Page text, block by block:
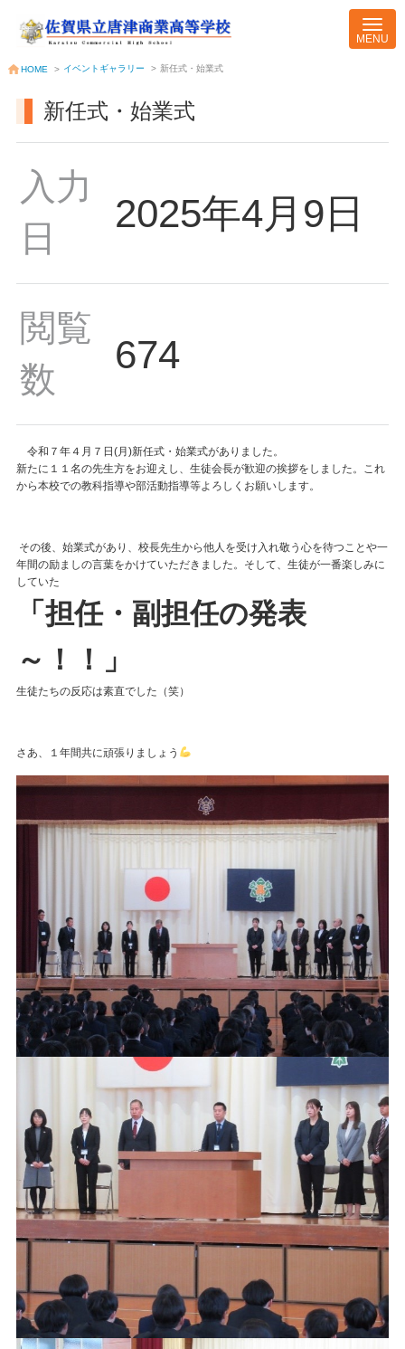
HOME > イベントギャラリー > 新任式・始業式
新任式・始業式
入力
日
2025年4月9日
閲覧
数
674
令和７年４月７日(月)新任式・始業式がありました。
新たに１１名の先生方をお迎えし、生徒会長が歓迎の挨拶をしました。これ
から本校での教科指導や部活動指導等よろしくお願いします。
その後、始業式があり、校長先生から他人を受け入れ敬う心を待つことや一
年間の励ましの言葉をかけていただきました。そして、生徒が一番楽しみに
していた
「担任・副担任の発表
～！！」
生徒たちの反応は素直でした（笑）
さあ、１年間共に頑張りましょう